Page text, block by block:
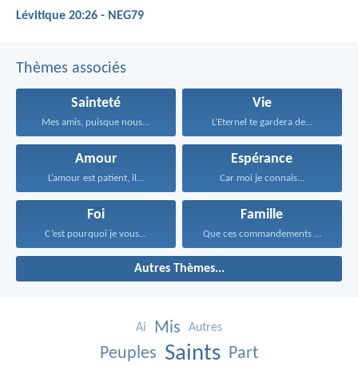
Lévitique 20:26 - NEG79
Thèmes associés
Sainteté
Mes amis, puisque nous...
Vie
L’Eternel te gardera de...
Amour
L’amour est patient, il...
Espérance
Car moi je connais...
Foi
C’est pourquoi je vous...
Famille
Que ces commandements que...
Autres Thèmes...
Ai Mis Autres
Peuples Saints Part